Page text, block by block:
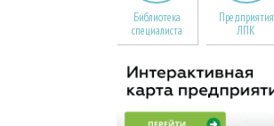
Библиотека
специалиста
Предприятия
ЛПК